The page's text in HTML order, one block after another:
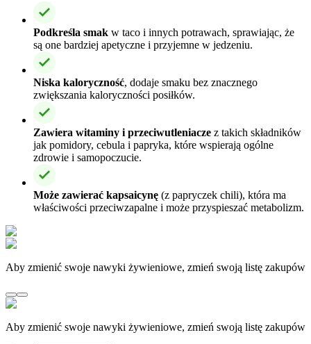
Podkreśla smak w taco i innych potrawach, sprawiając, że
są one bardziej apetyczne i przyjemne w jedzeniu.
Niska kaloryczność, dodaje smaku bez znacznego
zwiększania kaloryczności posiłków.
Zawiera witaminy i przeciwutleniacze z takich składników
jak pomidory, cebula i papryka, które wspierają ogólne
zdrowie i samopoczucie.
Może zawierać kapsaicynę (z papryczek chili), która ma
właściwości przeciwzapalne i może przyspieszać metabolizm.
Aby zmienić swoje nawyki żywieniowe, zmień swoją listę zakupów
Aby zmienić swoje nawyki żywieniowe, zmień swoją listę zakupów